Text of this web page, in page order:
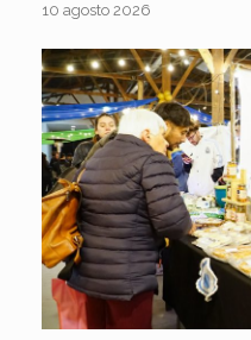
10 agosto 2026